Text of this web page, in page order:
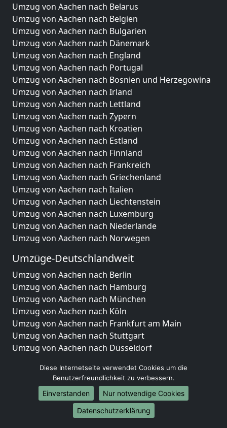
Umzug von Aachen nach Belarus
Umzug von Aachen nach Belgien
Umzug von Aachen nach Bulgarien
Umzug von Aachen nach Dänemark
Umzug von Aachen nach England
Umzug von Aachen nach Portugal
Umzug von Aachen nach Bosnien und Herzegowina
Umzug von Aachen nach Irland
Umzug von Aachen nach Lettland
Umzug von Aachen nach Zypern
Umzug von Aachen nach Kroatien
Umzug von Aachen nach Estland
Umzug von Aachen nach Finnland
Umzug von Aachen nach Frankreich
Umzug von Aachen nach Griechenland
Umzug von Aachen nach Italien
Umzug von Aachen nach Liechtenstein
Umzug von Aachen nach Luxemburg
Umzug von Aachen nach Niederlande
Umzug von Aachen nach Norwegen
Umzüge-Deutschlandweit
Umzug von Aachen nach Berlin
Umzug von Aachen nach Hamburg
Umzug von Aachen nach München
Umzug von Aachen nach Köln
Umzug von Aachen nach Frankfurt am Main
Umzug von Aachen nach Stuttgart
Umzug von Aachen nach Düsseldorf
Umzug von Aachen nach Dortmund
Umzug von Aachen nach Essen
Umzug von Aachen nach Bremen
Umzug von Aachen nach Dresden
Umzug von Aachen nach Hannover
Diese Internetseite verwendet Cookies um die
Benutzerfreundlichkeit zu verbessern.
Einverstanden
Nur notwendige Cookies
Datenschutzerklärung